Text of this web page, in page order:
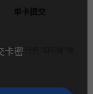
卡密
单卡提交
用一行用“回车键”隔